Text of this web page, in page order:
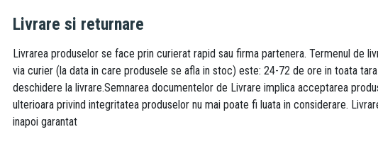
Livrare si returnare
Livrarea produselor se face prin curierat rapid sau firma partenera. Termenul de
via curier (la data in care produsele se afla in stoc) este: 24-72 de ore in toata
deschidere la livrare.Semnarea documentelor de Livrare implica acceptarea
ulterioara privind integritatea produselor nu mai poate fi luata in considerare.
inapoi garantat